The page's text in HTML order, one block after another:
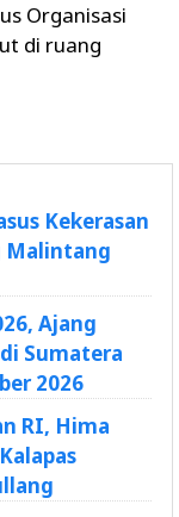
Organisasi
di ruang
Kekerasan
Malintang
Ajang
Sumatera
2026
RI, Hima